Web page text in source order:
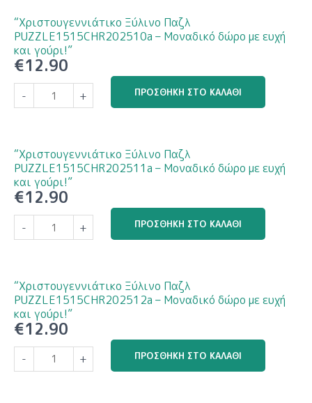
–
Μοναδικό
δώρο
με
ευχή
και
γούρι!”
“Χριστουγεννιάτικο Ξύλινο Παζλ
PUZZLE1515CHR202510a – Μοναδικό δώρο με ευχή
και γούρι!”
€12.90
-
“Χριστουγεννιάτικο
Ξύλινο
–
Μοναδικό
δώρο
με
ευχή
και
γούρι!”
+ ΠΡΟΣΘΉΚΗ ΣΤΟ ΚΑΛΆΘΙ
“Χριστουγεννιάτικο Ξύλινο Παζλ
PUZZLE1515CHR202511a – Μοναδικό δώρο με ευχή
και γούρι!”
€12.90
-
“Χριστουγεννιάτικο
Ξύλινο
–
Μοναδικό
δώρο
με
ευχή
και
γούρι!”
+ ΠΡΟΣΘΉΚΗ ΣΤΟ ΚΑΛΆΘΙ
“Χριστουγεννιάτικο Ξύλινο Παζλ
PUZZLE1515CHR202512a – Μοναδικό δώρο με ευχή
και γούρι!”
€12.90
-
“Χριστουγεννιάτικο
Ξύλινο
+ ΠΡΟΣΘΉΚΗ ΣΤΟ ΚΑΛΆΘΙ